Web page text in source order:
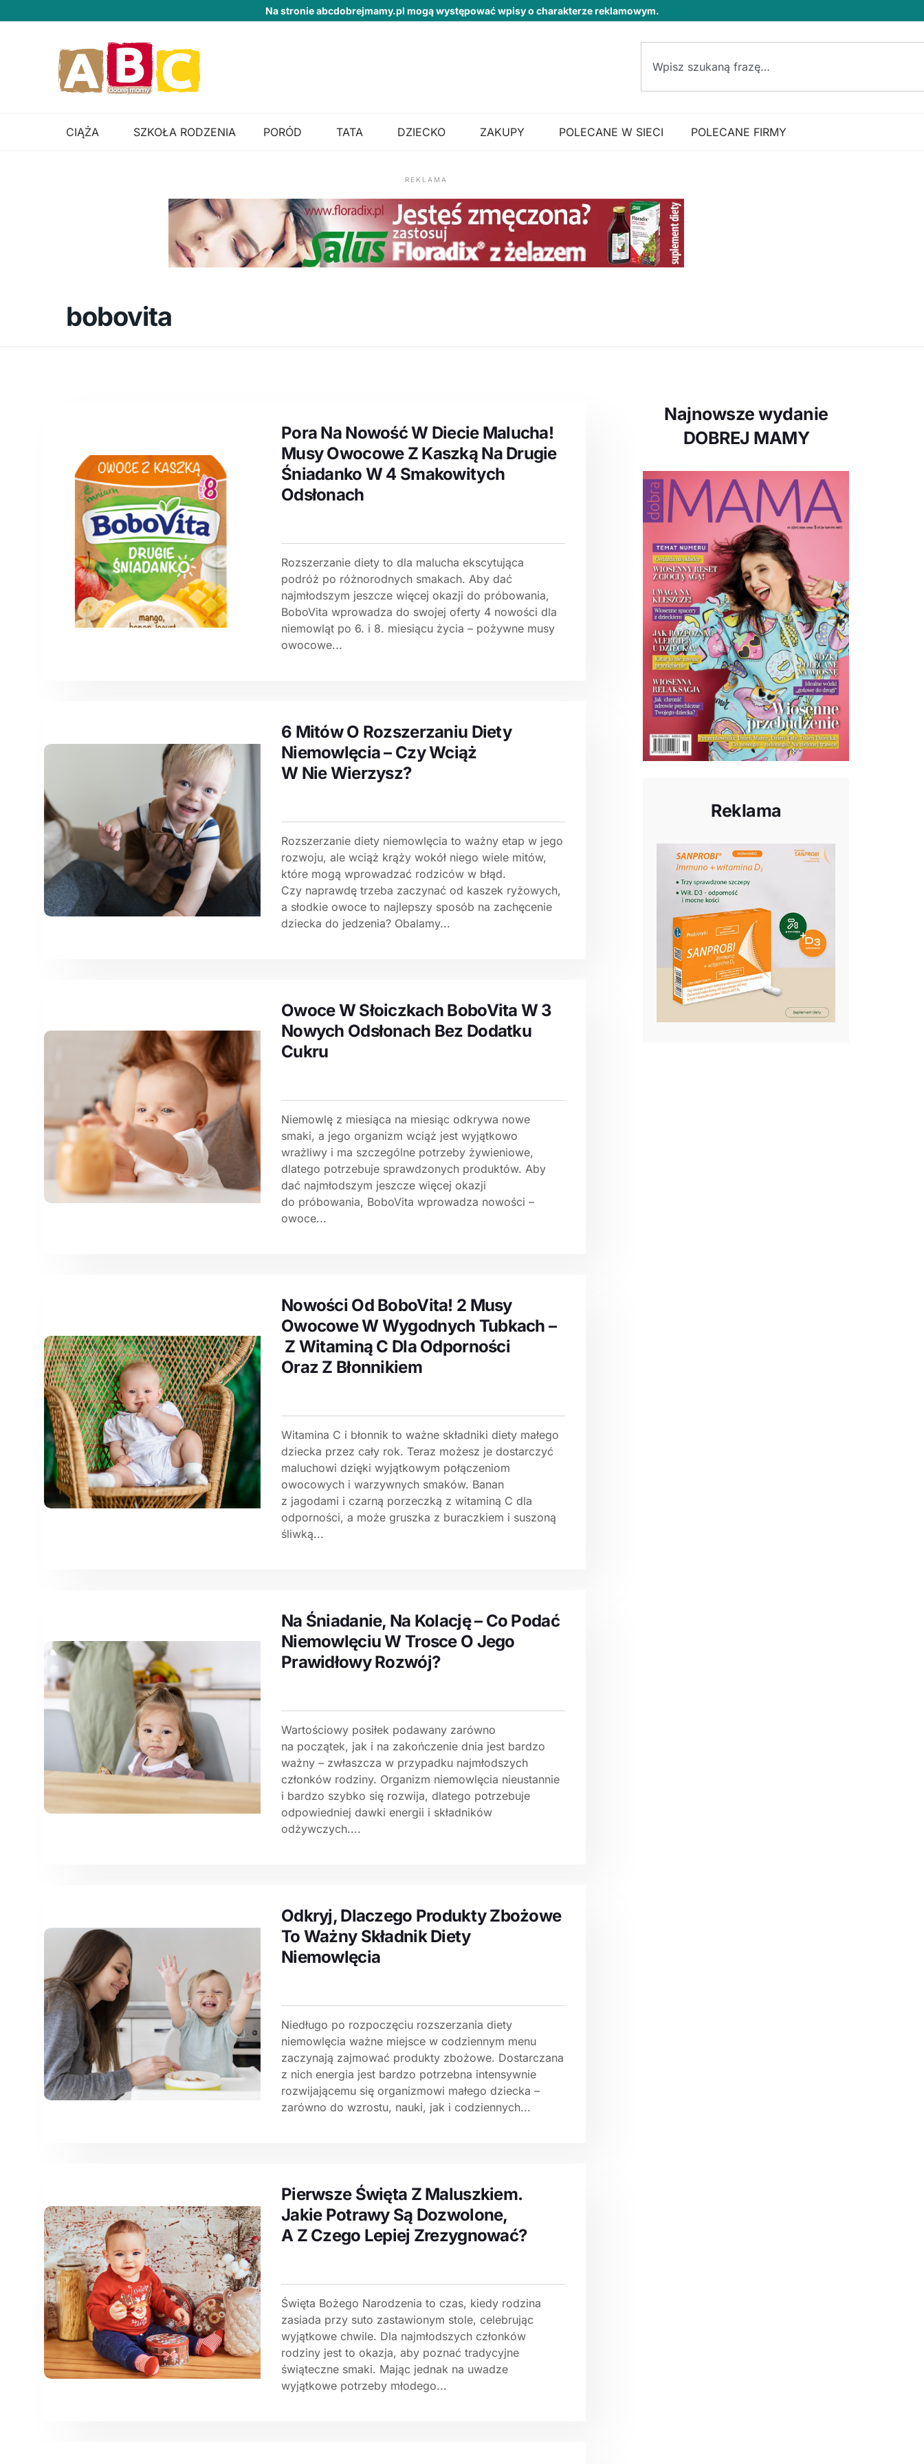
Na stronie abcdobrejmamy.pl mogą występować wpisy o charakterze reklamowym.
CIĄŻA SZKOŁA RODZENIA PORÓD TATA DZIECKO ZAKUPY POLECANE W SIECI POLECANE FIRMY
REKLAMA
bobovita
Pora Na Nowość W Diecie Malucha!
Musy Owocowe Z Kaszką Na Drugie
Śniadanko W 4 Smakowitych
Odsłonach
Rozszerzanie diety to dla malucha ekscytująca
podróż po różnorodnych smakach. Aby dać
najmłodszym jeszcze więcej okazji do próbowania,
BoboVita wprowadza do swojej oferty 4 nowości dla
niemowląt po 6. i 8. miesiącu życia – pożywne musy
owocowe...
6 Mitów O Rozszerzaniu Diety
Niemowlęcia – Czy Wciąż
W Nie Wierzysz?
Rozszerzanie diety niemowlęcia to ważny etap w jego
rozwoju, ale wciąż krąży wokół niego wiele mitów,
które mogą wprowadzać rodziców w błąd.
Czy naprawdę trzeba zaczynać od kaszek ryżowych,
a słodkie owoce to najlepszy sposób na zachęcenie
dziecka do jedzenia? Obalamy...
Owoce W Słoiczkach BoboVita W 3
Nowych Odsłonach Bez Dodatku
Cukru
Niemowlę z miesiąca na miesiąc odkrywa nowe
smaki, a jego organizm wciąż jest wyjątkowo
wrażliwy i ma szczególne potrzeby żywieniowe,
dlatego potrzebuje sprawdzonych produktów. Aby
dać najmłodszym jeszcze więcej okazji
do próbowania, BoboVita wprowadza nowości –
owoce...
Nowości Od BoboVita! 2 Musy
Owocowe W Wygodnych Tubkach –
Z Witaminą C Dla Odporności
Oraz Z Błonnikiem
Witamina C i błonnik to ważne składniki diety małego
dziecka przez cały rok. Teraz możesz je dostarczyć
maluchowi dzięki wyjątkowym połączeniom
owocowych i warzywnych smaków. Banan
z jagodami i czarną porzeczką z witaminą C dla
odporności, a może gruszka z buraczkiem i suszoną
śliwką...
Na Śniadanie, Na Kolację – Co Podać
Niemowlęciu W Trosce O Jego
Prawidłowy Rozwój?
Wartościowy posiłek podawany zarówno
na początek, jak i na zakończenie dnia jest bardzo
ważny – zwłaszcza w przypadku najmłodszych
członków rodziny. Organizm niemowlęcia nieustannie
i bardzo szybko się rozwija, dlatego potrzebuje
odpowiedniej dawki energii i składników
odżywczych....
Odkryj, Dlaczego Produkty Zbożowe
To Ważny Składnik Diety
Niemowlęcia
Niedługo po rozpoczęciu rozszerzania diety
niemowlęcia ważne miejsce w codziennym menu
zaczynają zajmować produkty zbożowe. Dostarczana
z nich energia jest bardzo potrzebna intensywnie
rozwijającemu się organizmowi małego dziecka –
zarówno do wzrostu, nauki, jak i codziennych...
Pierwsze Święta Z Maluszkiem.
Jakie Potrawy Są Dozwolone,
A Z Czego Lepiej Zrezygnować?
Święta Bożego Narodzenia to czas, kiedy rodzina
zasiada przy suto zastawionym stole, celebrując
wyjątkowe chwile. Dla najmłodszych członków
rodziny jest to okazja, aby poznać tradycyjne
świąteczne smaki. Mając jednak na uwadze
wyjątkowe potrzeby młodego...
Najnowsze wydanie
DOBREJ MAMY
Reklama